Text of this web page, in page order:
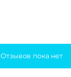
Отзывов пока нет